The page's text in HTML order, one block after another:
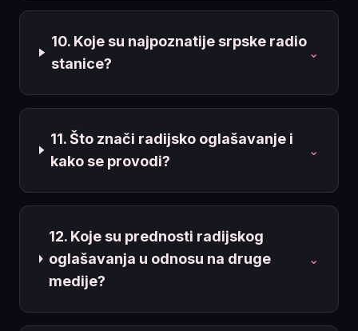
10. Koje su najpoznatije srpske radio
stanice?
⌄
11. Što znači radijsko oglašavanje i
kako se provodi?
⌄
12. Koje su prednosti radijskog
oglašavanja u odnosu na druge
medije?
⌄